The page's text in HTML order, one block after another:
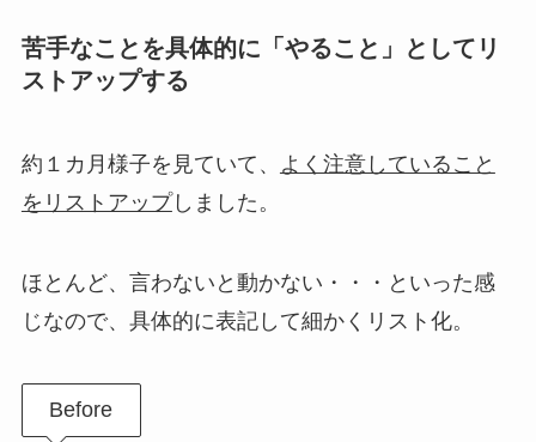
苦手なことを具体的に「やること」としてリ
ストアップする
約１カ月様子を見ていて、
よく注意していること
をリストアップしました。
ほとんど、言わないと動かない・・・といった感
じなので、具体的に表記して細かくリスト化。
Before